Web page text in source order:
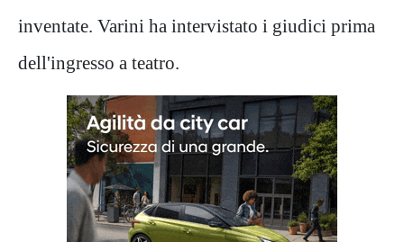
inventate. Varini ha intervistato i giudici prima
dell'ingresso a teatro.